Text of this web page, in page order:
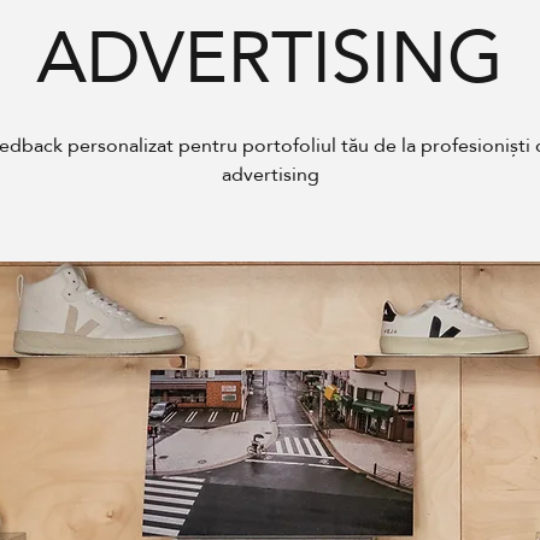
ADVERTISING
personalizat pentru portofoliul tău de la profesioniști
advertising